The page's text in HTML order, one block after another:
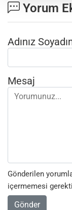
Yorum
Adınız
Mesaj
Gönderilen
içermemesi
Gönder